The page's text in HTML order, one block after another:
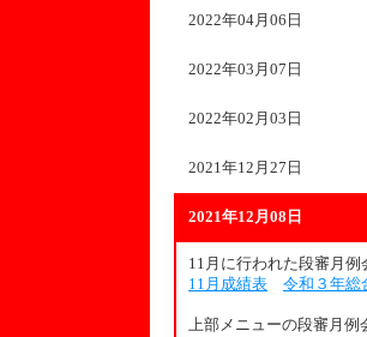
2022年04月06日
2022年03月07日
2022年02月03日
2021年12月27日
2021年12月08日
11月に行われた段審月
11月成績表
令和３年総
上部メニューの段審月例